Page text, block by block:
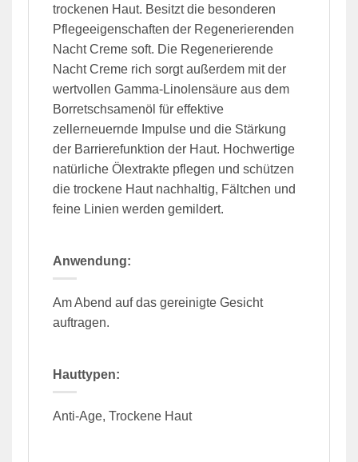
trockenen Haut. Besitzt die besonderen
Pflegeeigenschaften der Regenerierenden
Nacht Creme soft. Die Regenerierende
Nacht Creme rich sorgt außerdem mit der
wertvollen Gamma-Linolensäure aus dem
Borretschsamenöl für effektive
zellerneuernde Impulse und die Stärkung
der Barrierefunktion der Haut. Hochwertige
natürliche Ölextrakte pflegen und schützen
die trockene Haut nachhaltig, Fältchen und
feine Linien werden gemildert.
Anwendung:
Am Abend auf das gereinigte Gesicht
auftragen.
Hauttypen:
Anti-Age, Trockene Haut